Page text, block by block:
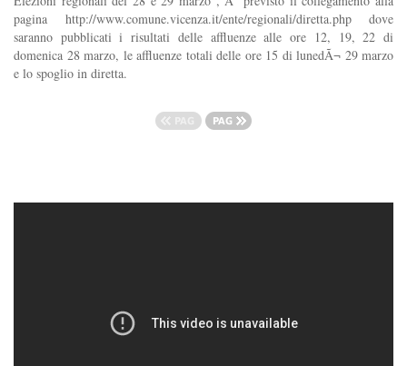
pagina http://www.comune.vicenza.it/ente/regionali/diretta.php dove
saranno pubblicati i risultati delle affluenze alle ore 12, 19, 22 di
domenica 28 marzo, le affluenze totali delle ore 15 di lunedÃ¬ 29 marzo
e lo spoglio in diretta.